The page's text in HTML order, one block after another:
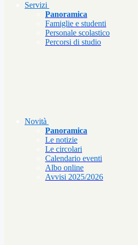
Servizi
Panoramica
Famiglie e studenti
Personale scolastico
Percorsi di studio
Novità
Panoramica
Le notizie
Le circolari
Calendario eventi
Albo online
Avvisi 2025/2026